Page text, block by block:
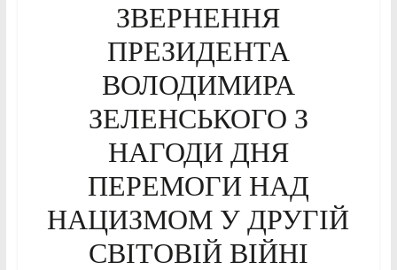
ЗВЕРНЕННЯ
ПРЕЗИДЕНТА
ВОЛОДИМИРА
ЗЕЛЕНСЬКОГО З
НАГОДИ ДНЯ
ПЕРЕМОГИ НАД
НАЦИЗМОМ У ДРУГІЙ
СВІТОВІЙ ВІЙНІ